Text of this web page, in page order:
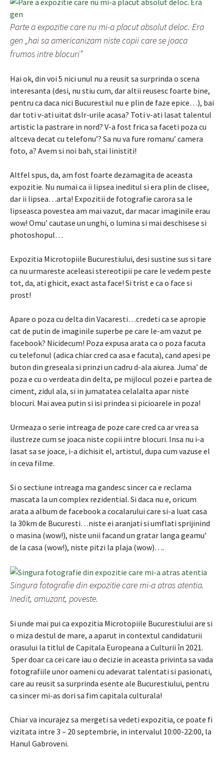
Parte a expozitie care nu mi-a placut absolut deloc. Era
gen „hai sa americanizam niste copii care se joaca
frumos intre blocuri”
Hai ok, din voi 5 nici unul nu a reusit sa surprinda o scena
interesanta (desi, nu stiu cum, dar altii reusesc foarte bine,
pentru ca daca nici Bucurestiul nu e plin de faze epice…), bai
dar toti v-ati uitat dslr-urile acasa? Toti v-ati lasat talentul
artistic la pastrare in nord? V-a fost frica sa faceti poza cu
altceva decat cu telefonu’? Sa nu va fure romanu’ camera
foto, a? Avem si noi bah, stai linistiti!
Altfel spus, da, am fost foarte dezamagita de aceasta
expozitie. Nu numai ca ii lipsea ineditul si era plin de clisee,
dar ii lipsea…arta! Expozitii de fotografie carora sa le
lipseasca povestea am mai vazut, dar macar imaginile erau
wow! Omu’ cautase un unghi, o lumina si mai deschisese si
photoshopul…
Expozitia Microtopiile Bucurestiului, desi sustine sus si tare
ca nu urmareste aceleasi stereotipii pe care le vedem peste
tot, da, ati ghicit, exact asta face! Si trist e ca o face si
prost!
Apare o poza cu delta din Vacaresti…credeti ca se apropie
cat de putin de imaginile superbe pe care le-am vazut pe
facebook? Nicidecum! Poza expusa arata ca o poza facuta
cu telefonul (adica chiar cred ca asa e facuta), cand apesi pe
buton din greseala si prinzi un cadru d-ala aiurea. Juma’ de
poza e cu o verdeata din delta, pe mijlocul pozei e partea de
ciment, zidul ala, si in jumatatea celalalta apar niste
blocuri. Mai avea putin si isi prindea si picioarele in poza!
Urmeaza o serie intreaga de poze care cred ca ar vrea sa
ilustreze cum se joaca niste copii intre blocuri. Insa nu i-a
lasat sa se joace, i-a dichisit el, artistul, dupa cum vazuse el
in ceva filme.
Si o sectiune intreaga ma gandesc sincer ca e reclama
mascata la un complex rezidential. Si daca nu e, oricum
arata a album de facebook a cocalarului care si-a luat casa
la 30km de Bucuresti…niste ei aranjati si umflati sprijinind
o masina (wow!), niste unii facand un gratar langa geamu’
de la casa (wow!), niste pitzi la plaja (wow)….
Singura fotografie din expozitie care mi-a atras atentia.
Inedit, amuzant, poveste.
Si unde mai pui ca expozitia Microtopiile Bucurestiului are si
o miza destul de mare, a aparut in contextul candidaturii
orasului la titlul de Capitala Europeana a Culturii în 2021.
Sper doar ca cei care iau o decizie in aceasta privinta sa vada
fotografiile unor oameni cu adevarat talentati si pasionati,
care au reusit sa surprinda esente ale Bucurestiului, pentru
ca sincer mi-as dori sa fim capitala culturala!
Chiar va incurajez sa mergeti sa vedeti expozitia, ce poate fi
vizitata intre 3 – 20 septembrie, in intervalul 10:00-22:00, la
Hanul Gabroveni.